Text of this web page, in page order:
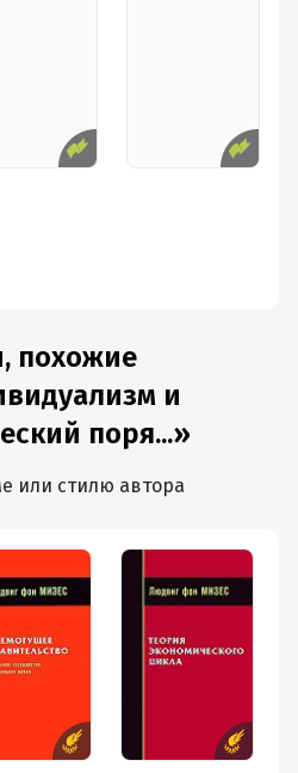
похожие
и
поря...»
или стилю автора